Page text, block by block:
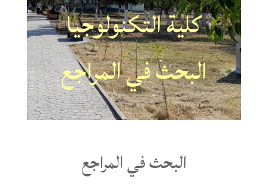
كلية التكنولوجيا
البحث في المراجع
البحث في المراجع